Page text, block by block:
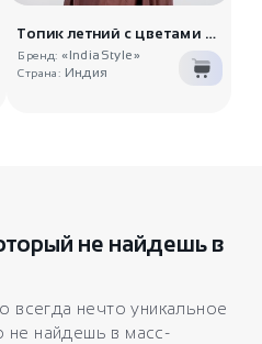
Топик летний с цветами Ванбах
Бренд: «IndiaStyle»
Страна: Индия
не найдешь в
всегда нечто уникальное
не найдешь в масс-